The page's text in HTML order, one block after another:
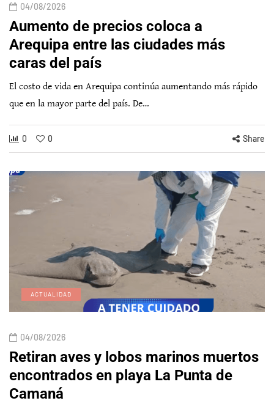
04/08/2026
Aumento de precios coloca a
Arequipa entre las ciudades más
caras del país
El costo de vida en Arequipa continúa aumentando más rápido
que en la mayor parte del país. De…
0 0 Share
ACTUALIDAD
04/08/2026
Retiran aves y lobos marinos muertos
encontrados en playa La Punta de
Camaná